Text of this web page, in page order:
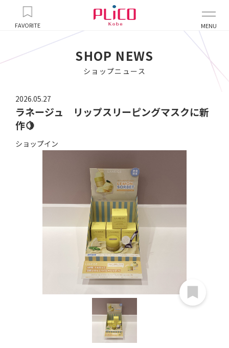
FAVORITE MENU
SHOP NEWS
ショップニュース
2026.05.27
ラネージュ リップスリーピングマスクに新
作🍋
ショップイン